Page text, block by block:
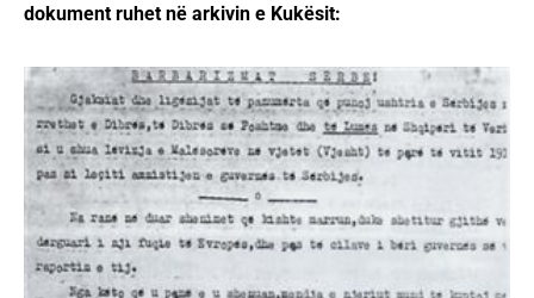
dokument ruhet në arkivin e Kukësit: